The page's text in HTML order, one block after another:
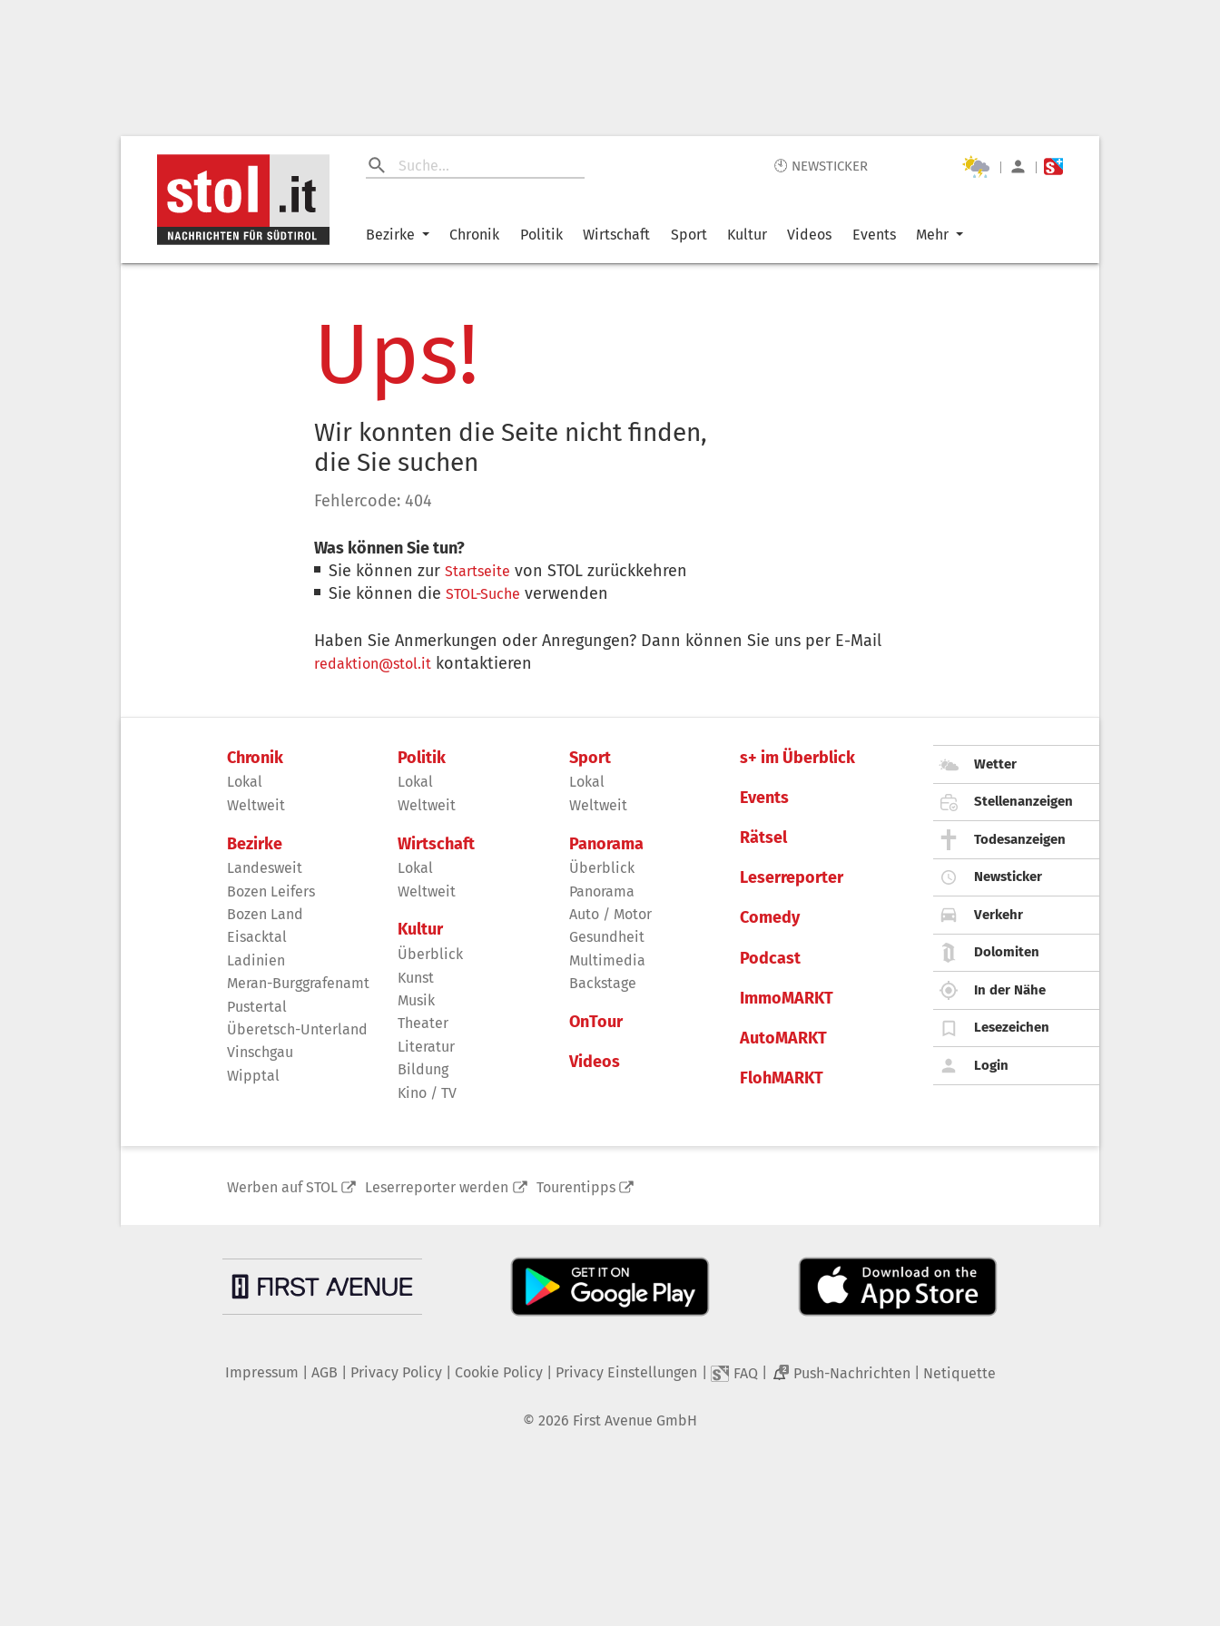
🕙 NEWSTICKER | |
Bezirke Chronik Politik Wirtschaft Sport Kultur Videos Events Mehr
Ups!
Wir konnten die Seite nicht finden,
die Sie suchen
Fehlercode: 404
Was können Sie tun?
Sie können zurStartseite von STOL zurückkehren
Sie können dieSTOL-Suche verwenden
Haben Sie Anmerkungen oder Anregungen? Dann können Sie uns per E-Mail
redaktion@stol.it kontaktieren
Chronik
Lokal
Weltweit
Bezirke
Landesweit
Bozen Leifers
Bozen Land
Eisacktal
Ladinien
Meran-Burggrafenamt
Pustertal
Überetsch-Unterland
Vinschgau
Wipptal
Politik
Lokal
Weltweit
Wirtschaft
Lokal
Weltweit
Kultur
Überblick
Kunst
Musik
Theater
Literatur
Bildung
Kino / TV
Sport
Lokal
Weltweit
Panorama
Überblick
Panorama
Auto / Motor
Gesundheit
Multimedia
Backstage
OnTour
Videos
s+ im Überblick
Events
Rätsel
Leserreporter
Comedy
Podcast
ImmoMARKT
AutoMARKT
FlohMARKT
Wetter
Stellenanzeigen
Todesanzeigen
Newsticker
Verkehr
Dolomiten
In der Nähe
Lesezeichen
Login
Werben auf STOL Leserreporter werden Tourentipps
Impressum AGB Privacy Policy| Cookie Policy| Privacy Einstellungen FAQ 2 Push-Nachrichten Netiquette
© 2026 First Avenue GmbH